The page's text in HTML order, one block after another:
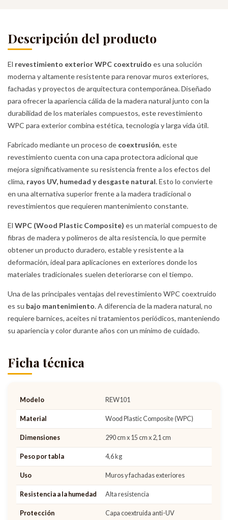
Descripción del producto
El revestimiento exterior WPC coextruido es una solución
moderna y altamente resistente para renovar muros exteriores,
fachadas y proyectos de arquitectura contemporánea. Diseñado
para ofrecer la apariencia cálida de la madera natural junto con la
durabilidad de los materiales compuestos, este revestimiento
WPC para exterior combina estética, tecnología y larga vida útil.
Fabricado mediante un proceso de coextrusión, este
revestimiento cuenta con una capa protectora adicional que
mejora significativamente su resistencia frente a los efectos del
clima, rayos UV, humedad y desgaste natural. Esto lo convierte
en una alternativa superior frente a la madera tradicional o
revestimientos que requieren mantenimiento constante.
El WPC (Wood Plastic Composite) es un material compuesto de
fibras de madera y polímeros de alta resistencia, lo que permite
obtener un producto duradero, estable y resistente a la
deformación, ideal para aplicaciones en exteriores donde los
materiales tradicionales suelen deteriorarse con el tiempo.
Una de las principales ventajas del revestimiento WPC coextruido
es su bajo mantenimiento. A diferencia de la madera natural, no
requiere barnices, aceites ni tratamientos periódicos, manteniendo
su apariencia y color durante años con un mínimo de cuidado.
Ficha técnica
Modelo REW101
Material Wood Plastic Composite (WPC)
Dimensiones 290 cm x 15 cm x 2,1 cm
Peso por tabla 4,6 kg
Uso Muros y fachadas exteriores
Resistencia a la humedad Alta resistencia
Protección Capa coextruida anti-UV